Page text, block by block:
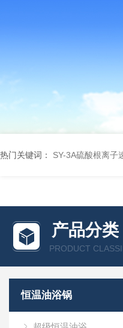
热门关键词： SY-3A硫酸根离子
产品分类
PRODUCT
恒温油浴锅